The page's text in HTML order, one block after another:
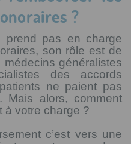
?
prend pas en charge
son rôle est de
généralistes
des accords
ne paient pas
Mais alors, comment
à votre charge ?
c’est vers une